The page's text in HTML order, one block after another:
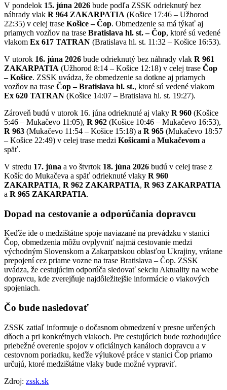
V pondelok 15. júna 2026 bude podľa ZSSK odrieknutý bez
náhrady vlak R 964 ZAKARPATIA (Košice 17:46 – Užhorod
22:35) v celej trase Košice – Čop. Obmedzenie sa má týkať aj
priamych vozňov na trase Bratislava hl. st. – Čop, ktoré sú vedené
vlakom Ex 617 TATRAN (Bratislava hl. st. 11:32 – Košice 16:53).
V utorok 16. júna 2026 bude odrieknutý bez náhrady vlak R 961
ZAKARPATIA (Užhorod 8:14 – Košice 12:18) v celej trase Čop
– Košice. ZSSK uvádza, že obmedzenie sa dotkne aj priamych
vozňov na trase Čop – Bratislava hl. st., ktoré sú vedené vlakom
Ex 620 TATRAN (Košice 14:07 – Bratislava hl. st. 19:27).
Zároveň budú v utorok 16. júna odrieknuté aj vlaky R 960 (Košice
5:46 – Mukačevo 11:05), R 962 (Košice 10:46 – Mukačevo 16:53),
R 963 (Mukačevo 11:54 – Košice 15:18) a R 965 (Mukačevo 18:57
– Košice 22:49) v celej trase medzi Košicami a Mukačevom a
späť.
V stredu 17. júna a vo štvrtok 18. júna 2026 budú v celej trase z
Košíc do Mukačeva a späť odrieknuté vlaky R 960
ZAKARPATIA, R 962 ZAKARPATIA, R 963 ZAKARPATIA
a R 965 ZAKARPATIA.
Dopad na cestovanie a odporúčania dopravcu
Keďže ide o medzištátne spoje naviazané na prevádzku v stanici
Čop, obmedzenia môžu ovplyvniť najmä cestovanie medzi
východným Slovenskom a Zakarpatskou oblasťou Ukrajiny, vrátane
prepojení cez priame vozne na trase Bratislava – Čop. ZSSK
uvádza, že cestujúcim odporúča sledovať sekciu Aktuality na webe
dopravcu, kde zverejňuje najdôležitejšie informácie o vlakových
spojeniach.
Čo bude nasledovať
ZSSK zatiaľ informuje o dočasnom obmedzení v presne určených
dňoch a pri konkrétnych vlakoch. Pre cestujúcich bude rozhodujúce
priebežné overenie spojov v oficiálnych kanáloch dopravcu a v
cestovnom poriadku, keďže výlukové práce v stanici Čop priamo
určujú, ktoré medzištátne vlaky bude možné vypraviť.
Zdroj: zssk.sk